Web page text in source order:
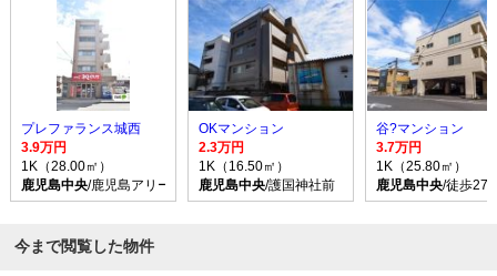
プレファランス城西
3.9万円
1K（28.00㎡）
鹿児島中央/鹿児島アリーナ前 バス乗車時間15分 停歩2分
OKマンション
2.3万円
1K（16.50㎡）
鹿児島中央/護国神社前 バス乗車時間15分 停
谷?マンション
3.7万円
1K（25.80㎡）
鹿児島中央/徒歩27
今まで閲覧した物件